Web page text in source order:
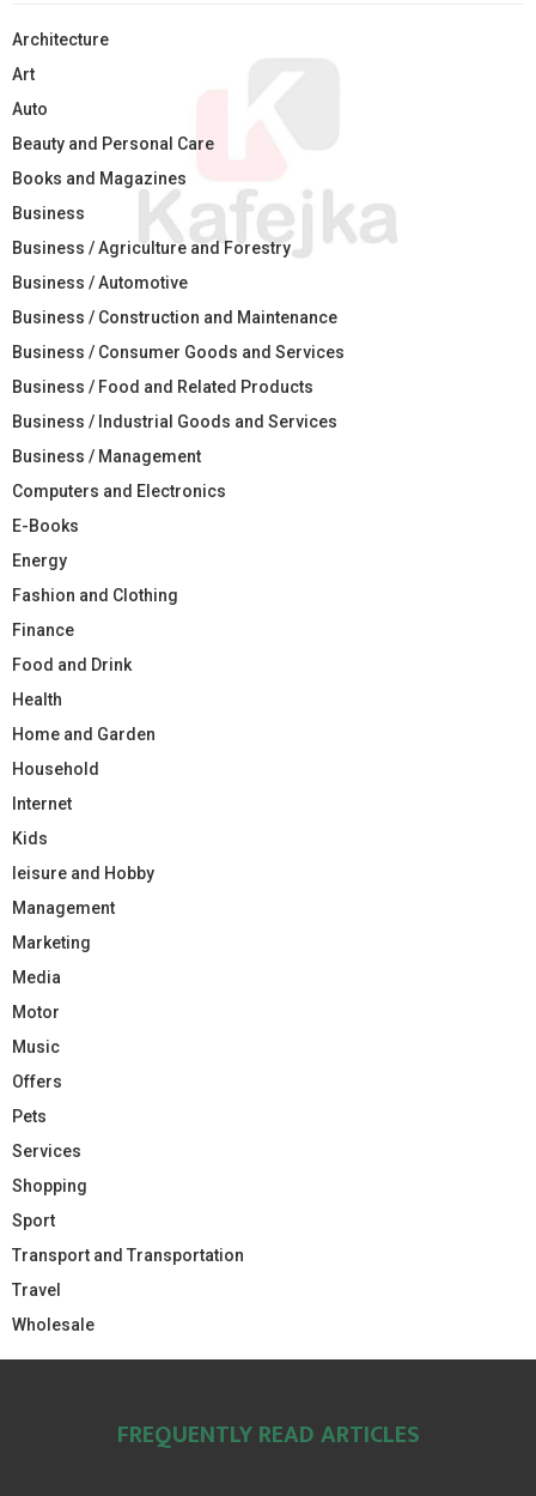
Architecture
Art
Auto
Beauty and Personal Care
Books and Magazines
Business
Business / Agriculture and Forestry
Business / Automotive
Business / Construction and Maintenance
Business / Consumer Goods and Services
Business / Food and Related Products
Business / Industrial Goods and Services
Business / Management
Computers and Electronics
E-Books
Energy
Fashion and Clothing
Finance
Food and Drink
Health
Home and Garden
Household
Internet
Kids
leisure and Hobby
Management
Marketing
Media
Motor
Music
Offers
Pets
Services
Shopping
Sport
Transport and Transportation
Travel
Wholesale
FREQUENTLY READ ARTICLES